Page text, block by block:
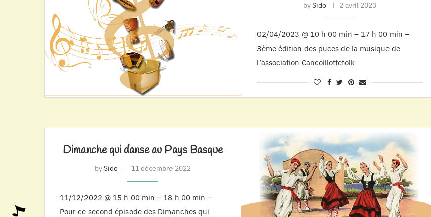
bySido 2 avril 2023
02/04/2023 @ 10 h 00 min – 17 h 00 min –
3ème édition des puces de la musique de
l’association Cancoillottefolk
Dimanche qui danse au Pays Basque
bySido 11 décembre 2022
11/12/2022 @ 15 h 00 min – 18 h 00 min –
Pour ce second épisode des Dimanches qui